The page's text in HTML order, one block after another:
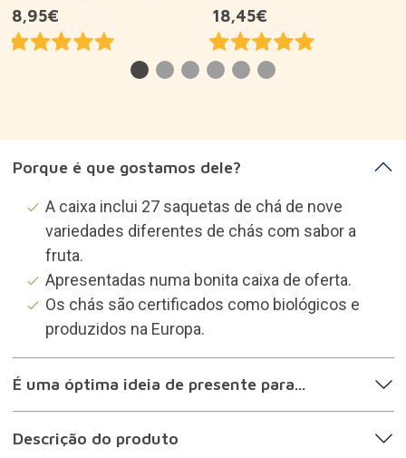
8,95€
18,45€
Porque é que gostamos dele?
A caixa inclui 27 saquetas de chá de nove
variedades diferentes de chás com sabor a
fruta.
Apresentadas numa bonita caixa de oferta.
Os chás são certificados como biológicos e
produzidos na Europa.
É uma óptima ideia de presente para...
Descrição do produto